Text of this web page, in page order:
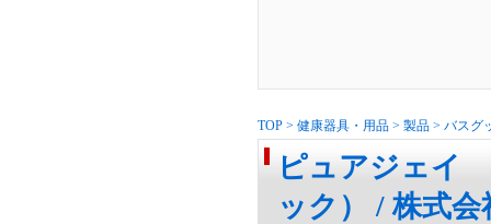
TOP > 健康器具・用品 > 製品 > バスグ
ピュアジェイ
ック） / 株式